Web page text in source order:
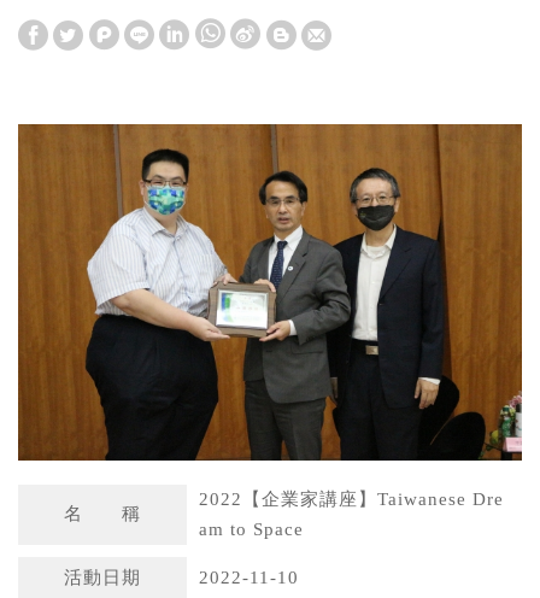
A
p
p
i
b
o
名 稱
2022【企業家講座】Taiwanese Dre
am to Space
活動日期 2022-11-10